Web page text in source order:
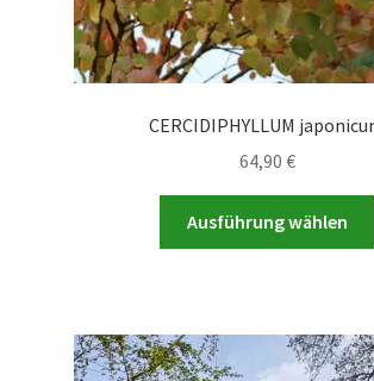
CERCIDIPHYLLUM
64,90 €
Ausführung wählen